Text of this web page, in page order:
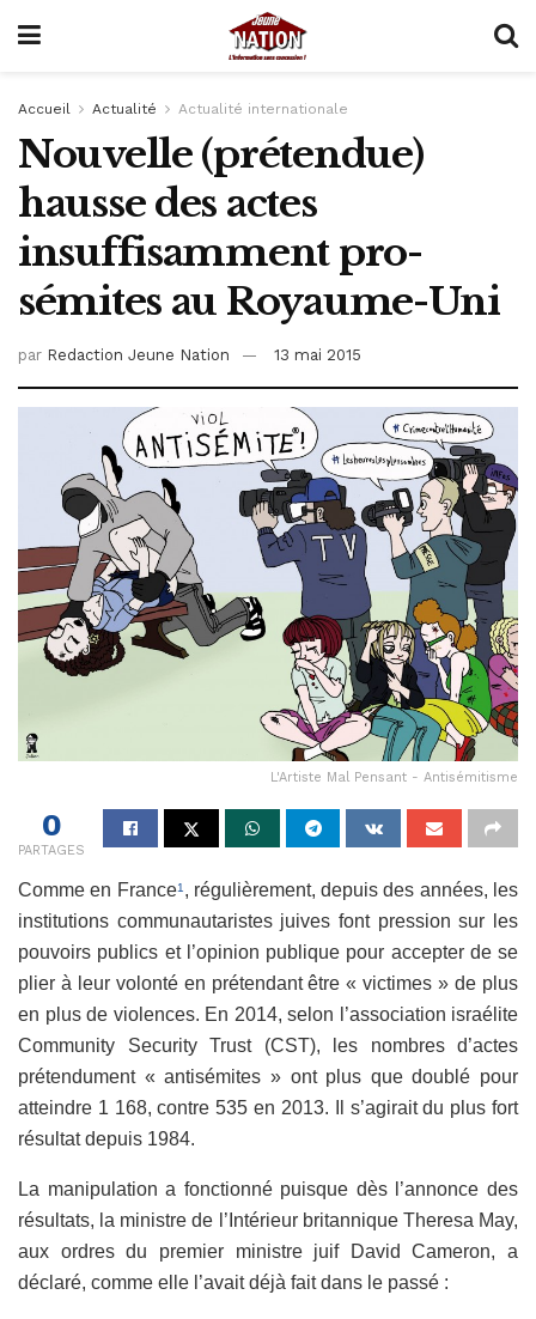
Accueil Actualité Actualité internationale
Nouvelle (prétendue)
hausse des actes
insuffisamment pro-
sémites au Royaume-Uni
par Redaction Jeune Nation 13 mai 2015
L'Artiste Mal Pensant - Antisémitisme
0
PARTAGES
Comme en France1, régulièrement, depuis des années, les
institutions communautaristes juives font pression sur les
pouvoirs publics et l’opinion publique pour accepter de se
plier à leur volonté en prétendant être « victimes » de plus
en plus de violences. En 2014, selon l’association israélite
Community Security Trust (CST), les nombres d’actes
prétendument « antisémites » ont plus que doublé pour
atteindre 1 168, contre 535 en 2013. Il s’agirait du plus fort
résultat depuis 1984.
La manipulation a fonctionné puisque dès l’annonce des
résultats, la ministre de l’Intérieur britannique Theresa May,
aux ordres du premier ministre juif David Cameron, a
déclaré, comme elle l’avait déjà fait dans le passé :